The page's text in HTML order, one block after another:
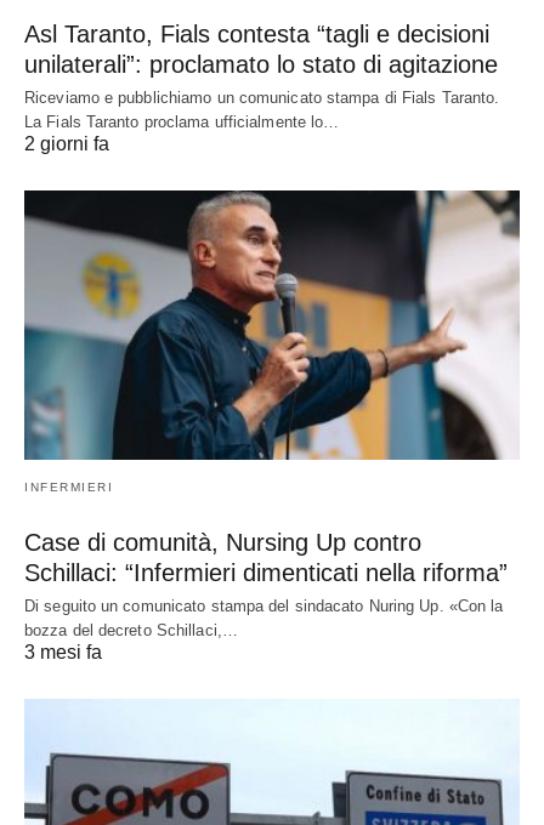
Asl Taranto, Fials contesta “tagli e decisioni
unilaterali”: proclamato lo stato di agitazione
Riceviamo e pubblichiamo un comunicato stampa di Fials Taranto.
La Fials Taranto proclama ufficialmente lo…
2 giorni fa
INFERMIERI
Case di comunità, Nursing Up contro
Schillaci: “Infermieri dimenticati nella riforma”
Di seguito un comunicato stampa del sindacato Nuring Up. «Con la
bozza del decreto Schillaci,…
3 mesi fa